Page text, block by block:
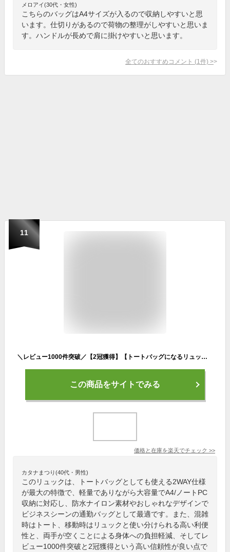
メロアイ(30代・女性)
こちらのバッグはA4サイズが入るので収納しやすいと思
います。仕切りがあるので荷物の整理がしやすいと思いま
す。ハンドルが長めで肩に掛けやすいと思います。
全てのおすすめコメント (1 件) >
11
＼レビュー1000件突破／【2冠獲得】【トートバッグになるリュック】ビジネスリュック レディース リュック パソコン リュックサック 通勤バッグ 軽量 大容量 おしゃれ 通勤 トートリュック ノートpc 軽量リュック pc 防水 軽い ナイロン パソコン ノートパソコン A4サイズ
この商品をサイトでみる
価格と在庫を楽天でチェック >>
カタナまつり(40代・男性)
このリュックは、トートバッグとしても使える2WAY仕様
が最大の特徴で、軽量でありながら大容量でA4/ノートPC
収納に対応し、防水ナイロン素材やおしゃれなデザインで
ビジネスシーンの通勤バッグとして最適です。また、混雑
時はトート、移動時はリュックと使い分けられる高い利便
性と、両手が空くことによる身体への負担軽減、そしてレ
ビュー1000件突破と2冠獲得という高い信頼性が良い点で